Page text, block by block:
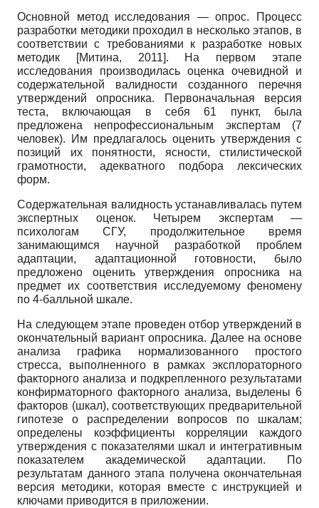
Основной метод исследования — опрос. Процесс
разработки методики проходил в несколько этапов, в
соответствии с требованиями к разработке новых
методик
[Митина, 2011]. На первом этапе
исследования производилась оценка очевидной и
содержательной валидности созданного перечня
утверждений опросника. Первоначальная версия
теста, включающая в себя 61 пункт, была
предложена непрофессиональным экспертам (7
человек). Им предлагалось оценить утверждения с
позиций их понятности, ясности, стилистической
грамотности, адекватного подбора лексических
форм.
Содержательная валидность устанавливалась путем
экспертных оценок. Четырем экспертам —
психологам СГУ, продолжительное время
занимающимся научной разработкой проблем
адаптации, адаптационной готовности, было
предложено оценить утверждения опросника на
предмет их соответствия исследуемому феномену
по 4-балльной шкале.
На следующем этапе проведен отбор утверждений в
окончательный вариант опросника. Далее на основе
анализа графика нормализованного простого
стресса, выполненного в рамках эксплораторного
факторного анализа и подкрепленного результатами
конфирматорного факторного анализа, выделены 6
факторов (шкал), соответствующих предварительной
гипотезе о распределении вопросов по шкалам;
определены коэффициенты корреляции каждого
утверждения с показателями шкал и интегративным
показателем академической адаптации. По
результатам данного этапа получена окончательная
версия методики, которая вместе с инструкцией и
ключами приводится в приложении.